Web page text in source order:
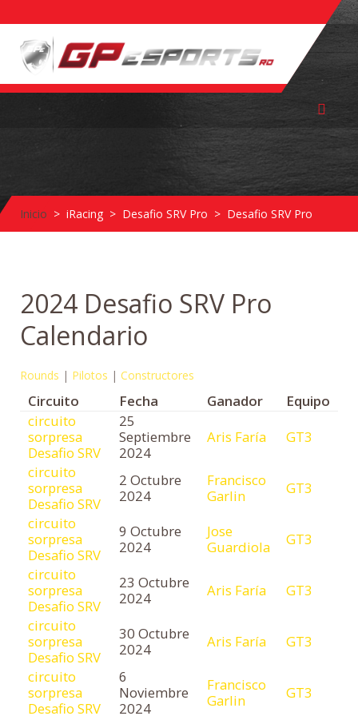
Inicio iRacing Desafio SRV Pro Desafio SRV Pro
2024 Desafio SRV Pro
Calendario
Rounds | Pilotos | Constructores
Circuito Fecha Ganador
Equipo
circuito
sorpresa
Desafio SRV
25
Septiembre
2024
Aris Faría
GT3
circuito
sorpresa
Desafio SRV
2 Octubre
2024
Francisco
Garlin
GT3
circuito
sorpresa
Desafio SRV
9 Octubre
2024
Jose
Guardiola
GT3
circuito
sorpresa
Desafio SRV
23 Octubre
2024
Aris Faría
GT3
circuito
sorpresa
Desafio SRV
30 Octubre
2024
Aris Faría
GT3
circuito
sorpresa
Desafio SRV
6
Noviembre
2024
Francisco
Garlin
GT3